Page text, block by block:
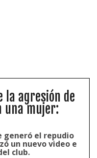
la agresión de
una mujer:
generó el repudio
un nuevo video e
club.